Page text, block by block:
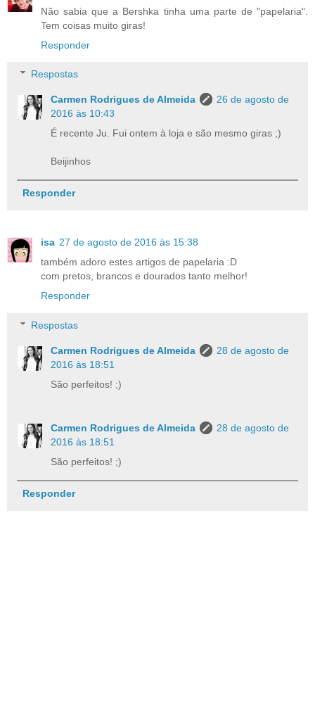
Não sabia que a Bershka tinha uma parte de "papelaria".
Tem coisas muito giras!
Responder
Respostas
Carmen Rodrigues de Almeida
26 de agosto de
2016 às 10:43
É recente Ju. Fui ontem à loja e são mesmo giras ;)
Beijinhos
Responder
isa 27 de agosto de 2016 às 15:38
também adoro estes artigos de papelaria :D
com pretos, brancos e dourados tanto melhor!
Responder
Respostas
Carmen Rodrigues de Almeida
28 de agosto de
2016 às 18:51
São perfeitos! ;)
Carmen Rodrigues de Almeida
28 de agosto de
2016 às 18:51
São perfeitos! ;)
Responder